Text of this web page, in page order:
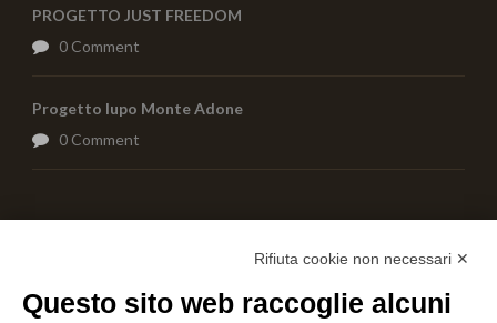
PROGETTO JUST FREEDOM
0 Comment
Progetto lupo Monte Adone
0 Comment
Rifiuta cookie non necessari ✕
Questo sito web raccoglie alcuni